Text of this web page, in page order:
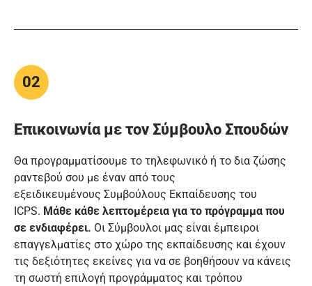
02
Επικοινωνία με τον Σύμβουλο Σπουδών
Θα προγραμματίσουμε το τηλεφωνικό ή το δια ζώσης
ραντεβού σου με έναν από τους
εξειδικευμένους Συμβούλους Εκπαίδευσης του
ICPS. Μάθε κάθε λεπτομέρεια για το πρόγραμμα που
σε ενδιαφέρει. Οι Σύμβουλοι μας είναι έμπειροι
επαγγελματίες στο χώρο της εκπαίδευσης και έχουν
τις δεξιότητες εκείνες για να σε βοηθήσουν να κάνεις
τη σωστή επιλογή προγράμματος και τρόπου